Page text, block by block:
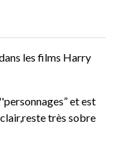
les films Harry
et est
très sobre